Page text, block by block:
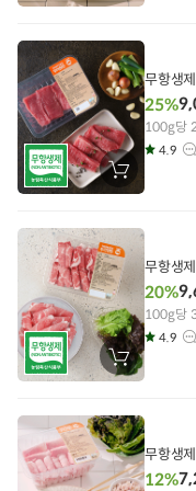
에
담
기
장
바
에
담
기
무항생
25%
100g당
4.9
장
바
에
담
기
무항생
20%
100g당
4.9
무항생
12%